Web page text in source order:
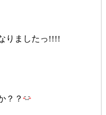
りましたっ!!!!
？？